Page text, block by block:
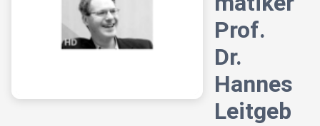
Prof.
Dr.
Hannes
Leitgeb